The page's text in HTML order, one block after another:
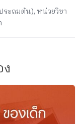
ระถมต้น), หน่วยวิชา